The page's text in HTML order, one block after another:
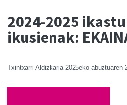
2024-2025
ikusienak:
Txintxarri Aldizkaria 2025eko abuztuaren